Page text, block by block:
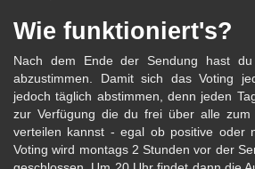
Wie funktioniert's?
Nach dem Ende der Sendung hast
abzustimmen. Damit sich das Voting
jedoch täglich abstimmen, denn jeden
zur Verfügung die du frei über alle zum
verteilen kannst - egal ob positive oder
Voting wird montags 2 Stunden vor der